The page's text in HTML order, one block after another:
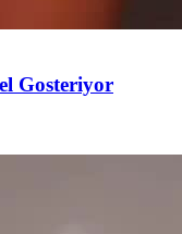
Gosteriyor